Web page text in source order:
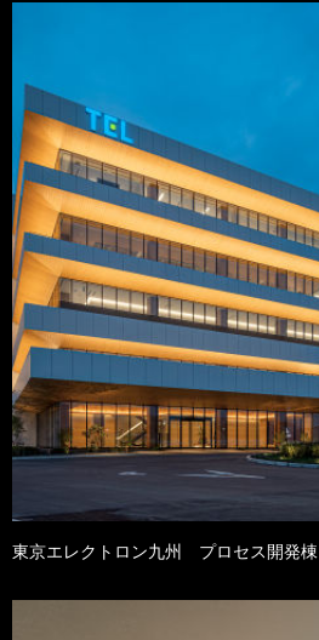
東京エレクトロン九州 プロセス開発棟